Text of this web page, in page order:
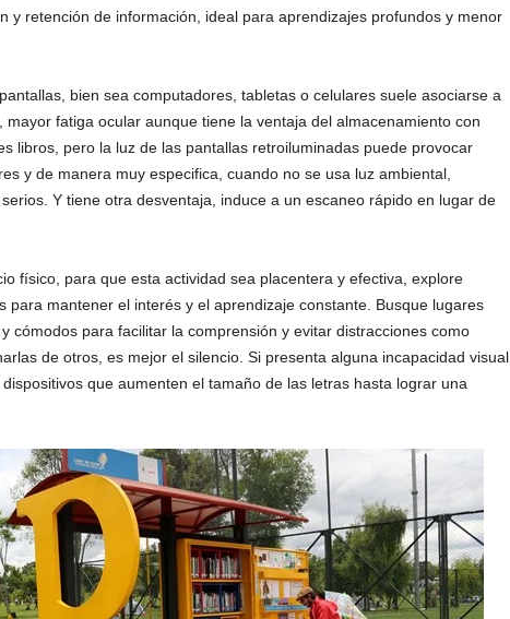
y retención de información, ideal para aprendizajes profundos y menor
bien sea computadores, tabletas o celulares suele asociarse a
mayor fatiga ocular aunque tiene la ventaja del almacenamiento con
libros, pero la luz de las pantallas retroiluminadas puede provocar
y de manera muy especifica, cuando no se usa luz ambiental,
Y tiene otra desventaja, induce a un escaneo rápido en lugar de
físico, para que esta actividad sea placentera y efectiva, explore
para mantener el interés y el aprendizaje constante. Busque lugares
cómodos para facilitar la comprensión y evitar distracciones como
de otros, es mejor el silencio. Si presenta alguna incapacidad visual
que aumenten el tamaño de las letras hasta lograr una